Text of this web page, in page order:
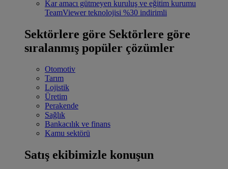
Kar amacı gütmeyen kuruluş ve eğitim kurumu
TeamViewer teknolojisi %30 indirimli
Sektörlere göre Sektörlere göre
sıralanmış popüler çözümler
Otomotiv
Tarım
Lojistik
Üretim
Perakende
Sağlık
Bankacılık ve finans
Kamu sektörü
Satış ekibimizle konuşun